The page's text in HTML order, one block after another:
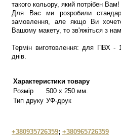
такого кольору, який потрібен Вам!
Для Вас ми розробили
замовлення, але якщо Ви
Вашому макету, то зв'яжіться з
Термін виготовлення: для ПВХ -
днів.
Характеристики товару
Розмір
500 х 250 мм.
Тип друку УФ-друк
+380935726359; +380965726359